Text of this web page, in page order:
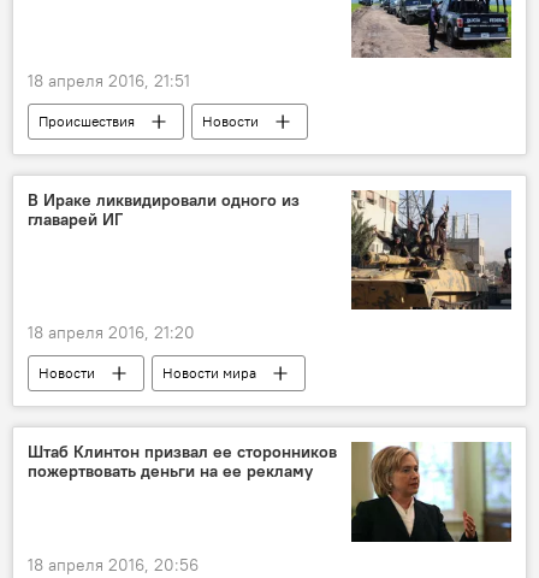
18 апреля 2016, 21:51
Происшествия
Новости
Новости мира
ЖИЗНЬ
В Ираке ликвидировали одного из
главарей ИГ
18 апреля 2016, 21:20
Новости Новости мира
Штаб Клинтон призвал ее сторонников
пожертвовать деньги на ее рекламу
18 апреля 2016, 20:56